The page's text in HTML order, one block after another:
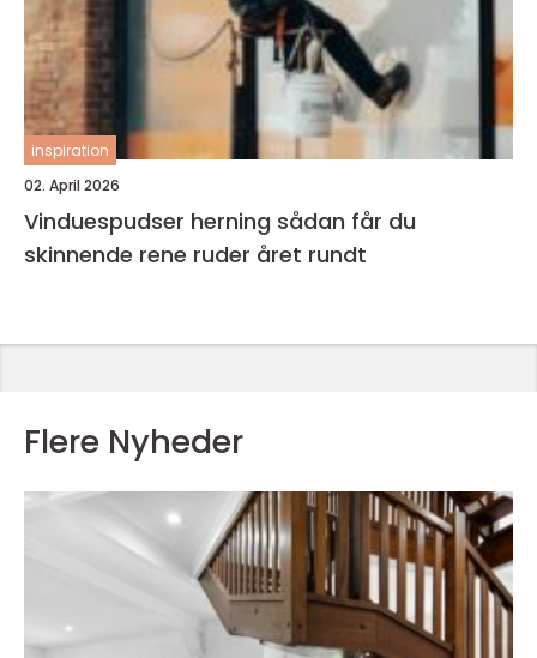
inspiration
02. April 2026
Vinduespudser herning sådan får du
skinnende rene ruder året rundt
Flere Nyheder